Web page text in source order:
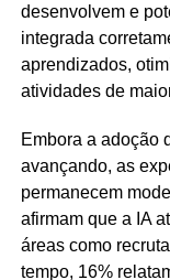
desenvolvem e
integrada
aprendizados,
atividades de
Embora a adoção
avançando, as
permanecem
afirmam que a IA
áreas como
tempo, 16%